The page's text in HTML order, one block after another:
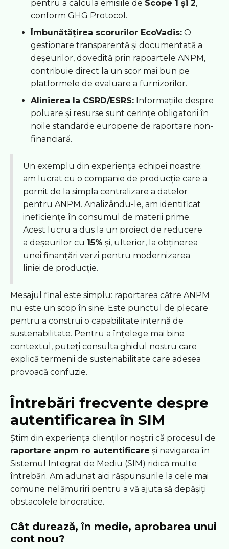
pentru a calcula emisiile de Scope 1 și 2,
conform GHG Protocol.
Îmbunătățirea scorurilor EcoVadis: O
gestionare transparentă și documentată a
deșeurilor, dovedită prin rapoartele ANPM,
contribuie direct la un scor mai bun pe
platformele de evaluare a furnizorilor.
Alinierea la CSRD/ESRS: Informațiile despre
poluare și resurse sunt cerințe obligatorii în
noile standarde europene de raportare non-
financiară.
Un exemplu din experiența echipei noastre:
am lucrat cu o companie de producție care a
pornit de la simpla centralizare a datelor
pentru ANPM. Analizându-le, am identificat
ineficiențe în consumul de materii prime.
Acest lucru a dus la un proiect de reducere
a deșeurilor cu 15% și, ulterior, la obținerea
unei finanțări verzi pentru modernizarea
liniei de producție.
Mesajul final este simplu: raportarea către ANPM
nu este un scop în sine. Este punctul de plecare
pentru a construi o capabilitate internă de
sustenabilitate. Pentru a înțelege mai bine
contextul, puteți consulta ghidul nostru care
explică termenii de sustenabilitate care adesea
provoacă confuzie.
Întrebări frecvente despre
autentificarea în SIM
Știm din experiența clienților noștri că procesul de
raportare anpm ro autentificare și navigarea în
Sistemul Integrat de Mediu (SIM) ridică multe
întrebări. Am adunat aici răspunsurile la cele mai
comune nelămuriri pentru a vă ajuta să depășiți
obstacolele birocratice.
Cât durează, în medie, aprobarea unui
cont nou?